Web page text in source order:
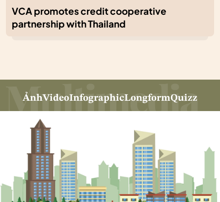
VCA promotes credit cooperative
partnership with Thailand
ẢnhVideoInfographicLongformQuizz